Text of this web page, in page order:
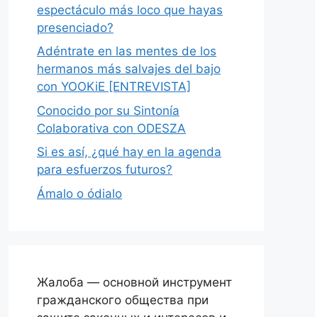
espectáculo más loco que hayas
presenciado?
Adéntrate en las mentes de los
hermanos más salvajes del bajo
con YOOKiE [ENTREVISTA]
Conocido por su Sintonía
Colaborativa con ODESZA
Si es así, ¿qué hay en la agenda
para esfuerzos futuros?
Ámalo o ódialo
Жалоба — основной инструмент
гражданского общества при